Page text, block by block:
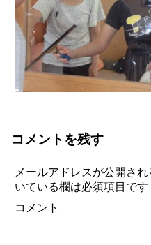
コメントを残す
メールアドレスが公開され
いている欄は必須項目です
コメント